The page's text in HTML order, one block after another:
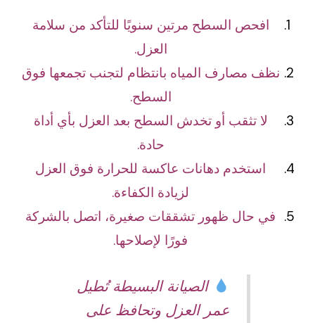
افحص السطح مرتين سنويًا للتأكد من سلامة
العزل.
نظف مصارف المياه بانتظام لتجنب تجمعها فوق
السطح.
لا تثقب أو تخدش السطح بعد العزل بأي أداة
حادة.
استخدم دهانات عاكسة للحرارة فوق العزل
لزيادة الكفاءة.
في حال ظهور تشققات صغيرة، اتصل بالشركة
فورًا لإصلاحها.
الصيانة البسيطة تُطيل
عمر العزل وتحافظ على